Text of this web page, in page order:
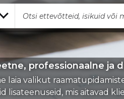
professionaalne ja
laia valikut
lisateenuseid, mis aitavad